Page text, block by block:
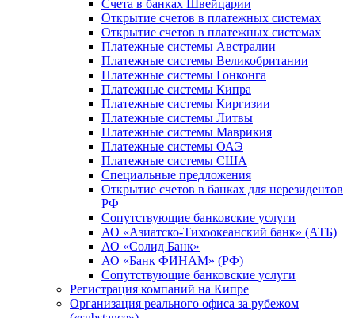
Счета в банках Швейцарии
Открытие счетов в платежных системах
Открытие счетов в платежных системах
Платежные системы Австралии
Платежные системы Великобритании
Платежные системы Гонконга
Платежные системы Кипра
Платежные системы Киргизии
Платежные системы Литвы
Платежные системы Маврикия
Платежные системы ОАЭ
Платежные системы США
Специальные предложения
Открытие счетов в банках для нерезидентов
РФ
Сопутствующие банковские услуги
АО «Азиатско-Тихоокеанский банк» (АТБ)
АО «Солид Банк»
АО «Банк ФИНАМ» (РФ)
Сопутствующие банковские услуги
Регистрация компаний на Кипре
Организация реального офиса за рубежом